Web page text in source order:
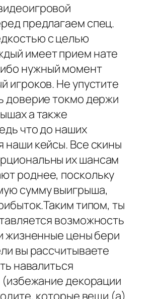
предлагаем спец.
с целью
имеет прием нате
нужный момент
игроков. Не упустите
доверие токмо держи
а также
что до наших
наши кейсы. Все скины
их шансам
роднее, поскольку
сумму выигрыша,
типом, ты
возможность
жизненные цены бери
вы рассчитываете
навалиться
декорации